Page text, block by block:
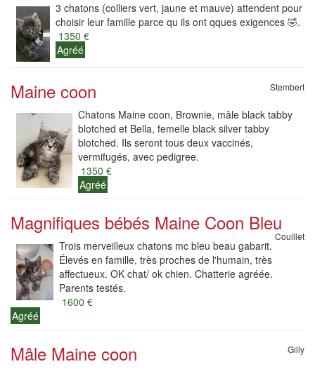
3 chatons (colliers vert, jaune et mauve) attendent pour
choisir leur famille parce qu ils ont qques exigences 🤣.
1350 €
Agréé
Maine coon Stembert
Chatons Maine coon, Brownie, mâle black tabby
blotched et Bella, femelle black silver tabby
blotched. Ils seront tous deux vaccinés,
vermifugés, avec pedigree.
1350 €
Agréé
Magnifiques bébés Maine Coon Bleu
Couillet
Trois merveilleux chatons mc bleu beau gabarit.
Élevés en famille, très proches de l'humain, très
affectueux. OK chat/ ok chien. Chatterie agréée.
Parents testés.
1600 €
Agréé
Mâle Maine coon Gilly